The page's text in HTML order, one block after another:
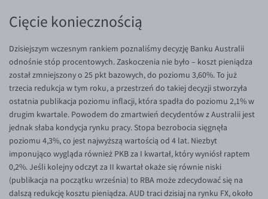
EUR/CNY
EUR/HUF
EUR/ILS
EUR/JPY
EUR/NZD
EUR/RON
EUR/SGD
EUR/TRY
EUR/ZAR
Cięcie koniecznością
Dzisiejszym wczesnym rankiem poznaliśmy decyzję Banku Australii
odnośnie stóp procentowych. Zaskoczenia nie było – koszt pieniądza
został zmniejszony o 25 pkt bazowych, do poziomu 3,60%. To już
trzecia redukcja w tym roku, a przestrzeń do takiej decyzji stworzyła
ostatnia publikacja poziomu inflacji, która spadła do poziomu 2,1% w
drugim kwartale. Powodem do zmartwień decydentów z Australii jest
jednak słaba kondycja rynku pracy. Stopa bezrobocia sięgnęła
poziomu 4,3%, co jest najwyższą wartością od 4 lat. Niezbyt
imponująco wygląda również PKB za I kwartał, który wyniósł raptem
0,2%. Jeśli kolejny odczyt za II kwartał okaże się równie niski
(publikacja na początku września) to RBA może zdecydować się na
dalszą redukcję kosztu pieniądza. AUD traci dzisiaj na rynku FX, około